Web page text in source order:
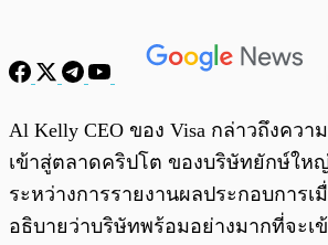
Al Kelly CEO ของ Visa กล่าวถึงควา
เข้าสู่ตลาดคริปโต ของบริษัทยักษ์ให
ระหว่างการรายงานผลประกอบการเ
อธิบายว่าบริษัทพร้อมอย่างมากที่จะเ